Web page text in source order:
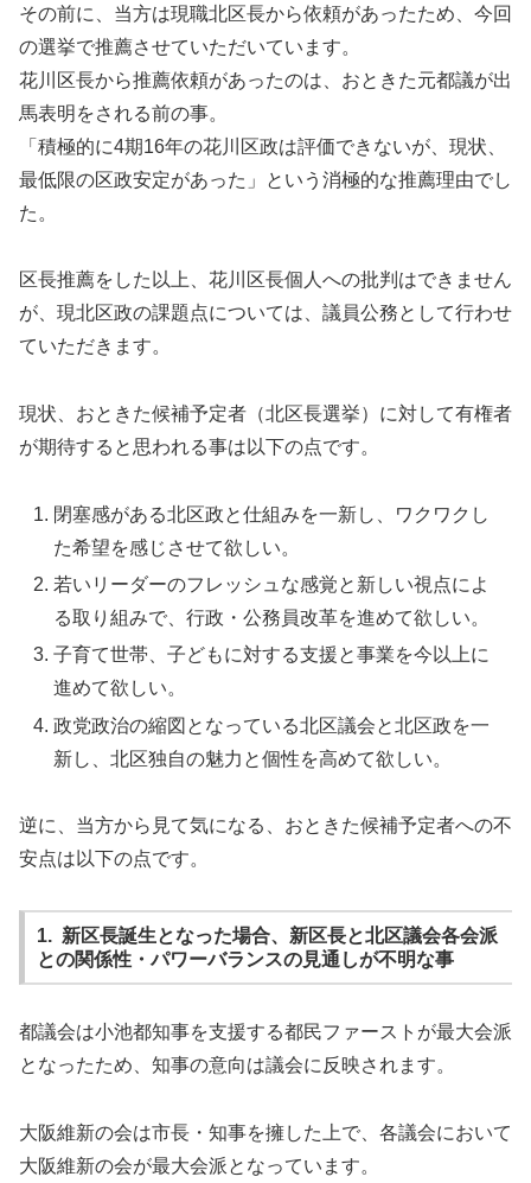
その前に、当方は現職北区長から依頼があったため、今回
の選挙で推薦させていただいています。
花川区長から推薦依頼があったのは、おときた元都議が出
馬表明をされる前の事。
「積極的に4期16年の花川区政は評価できないが、現状、
最低限の区政安定があった」という消極的な推薦理由でし
た。
区長推薦をした以上、花川区長個人への批判はできません
が、現北区政の課題点については、議員公務として行わせ
ていただきます。
現状、おときた候補予定者（北区長選挙）に対して有権者
が期待すると思われる事は以下の点です。
閉塞感がある北区政と仕組みを一新し、ワクワクし
た希望を感じさせて欲しい。
若いリーダーのフレッシュな感覚と新しい視点によ
る取り組みで、行政・公務員改革を進めて欲しい。
子育て世帯、子どもに対する支援と事業を今以上に
進めて欲しい。
政党政治の縮図となっている北区議会と北区政を一
新し、北区独自の魅力と個性を高めて欲しい。
逆に、当方から見て気になる、おときた候補予定者への不
安点は以下の点です。
1. 新区長誕生となった場合、新区長と北区議会各会派
との関係性・パワーバランスの見通しが不明な事
都議会は小池都知事を支援する都民ファーストが最大会派
となったため、知事の意向は議会に反映されます。
大阪維新の会は市長・知事を擁した上で、各議会において
大阪維新の会が最大会派となっています。